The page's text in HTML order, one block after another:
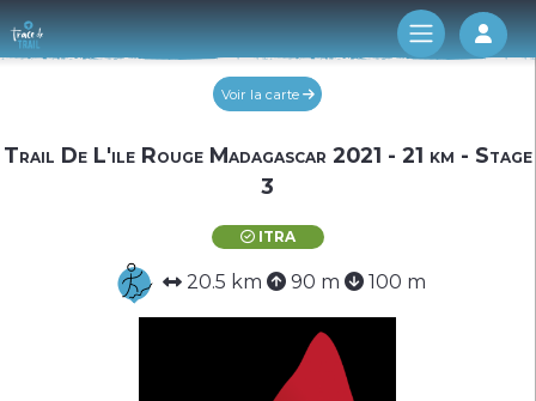
Log
Voir la carte
Trail De L'ile Rouge Madagascar 2021 - 21 km - Stage
3
ITRA
20.5 km 90 m 100 m